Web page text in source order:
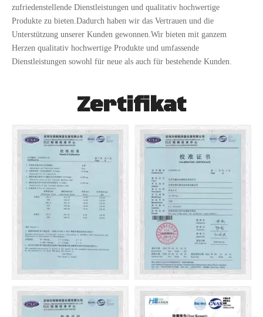
zufriedenstellende Dienstleistungen und qualitativ hochwertige
Produkte zu bieten.Dadurch haben wir das Vertrauen und die
Unterstützung unserer Kunden gewonnen.Wir bieten mit ganzem
Herzen qualitativ hochwertige Produkte und umfassende
Dienstleistungen sowohl für neue als auch für bestehende Kunden.
Zertifikat